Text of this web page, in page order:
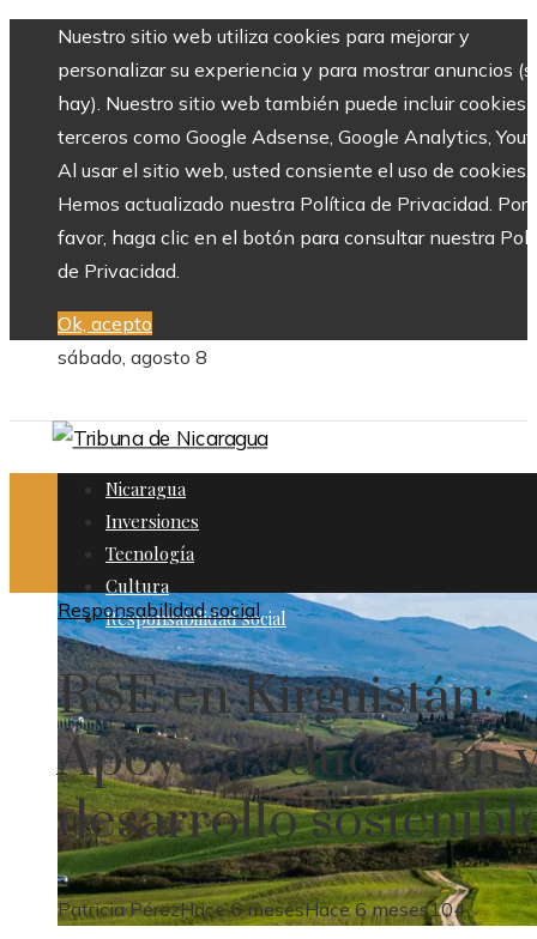
Nuestro sitio web utiliza cookies para mejorar y
personalizar su experiencia y para mostrar anuncios
hay). Nuestro sitio web también puede incluir cookies
terceros como Google Adsense, Google Analytics,
Al usar el sitio web, usted consiente el uso de cookies.
Hemos actualizado nuestra Política de Privacidad. Por
favor, haga clic en el botón para consultar nuestra
de Privacidad.
Ok, acepto
sábado, agosto 8
Nicaragua
Inversiones
Tecnología
Cultura
Responsabilidad social
Responsabilidad social
RSE en Kirguistán:
Apoyo a educación
desarrollo
Patricia PérezHace 6 mesesHace 6 meses104